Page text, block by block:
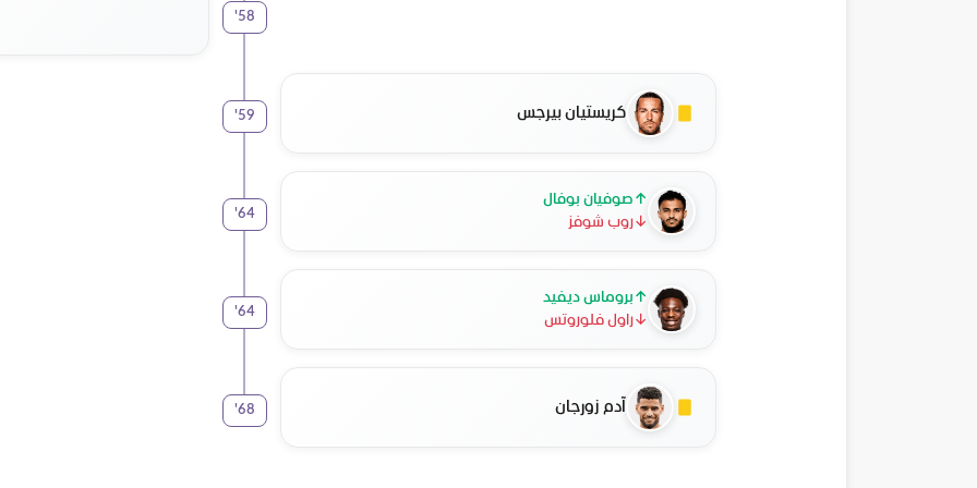
58
'
كريستيان بيرجس 59
'
↑ صوفيان بوفال
↓روب شوفز
64
'
↑ بروماس ديفيد
↓راول فلوروتس
64
'
آدم زورجان 68
'